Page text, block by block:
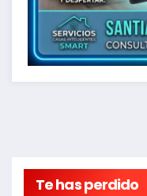
Te has perdido